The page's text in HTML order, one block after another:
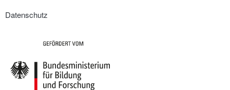
Datenschutz